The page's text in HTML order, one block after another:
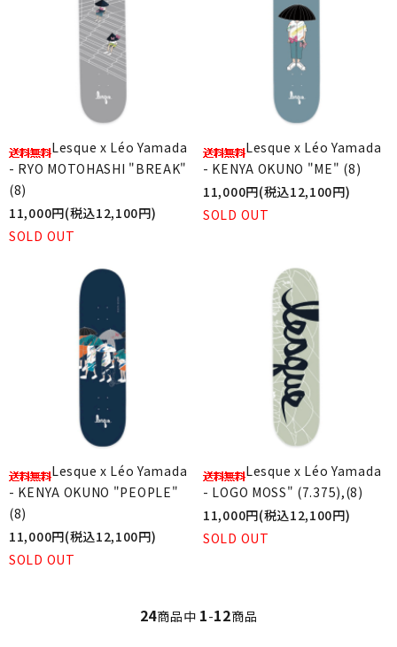
Lesque x Léo Yamada
- RYO MOTOHASHI "BREAK"
(8)
11,000円(税込12,100円)
SOLD OUT
Lesque x Léo Yamada
- KENYA OKUNO "ME" (8)
11,000円(税込12,100円)
SOLD OUT
Lesque x Léo Yamada
- KENYA OKUNO "PEOPLE"
(8)
11,000円(税込12,100円)
SOLD OUT
Lesque x Léo Yamada
- LOGO MOSS" (7.375),(8)
11,000円(税込12,100円)
SOLD OUT
24商品中 1-12商品